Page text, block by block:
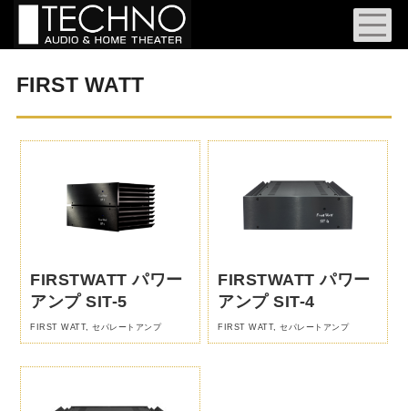
FIRST WATT
FIRSTWATT パワー
アンプ SIT-5
FIRST WATT,セパレートアンプ
FIRSTWATT パワー
アンプ SIT-4
FIRST WATT,セパレートアンプ